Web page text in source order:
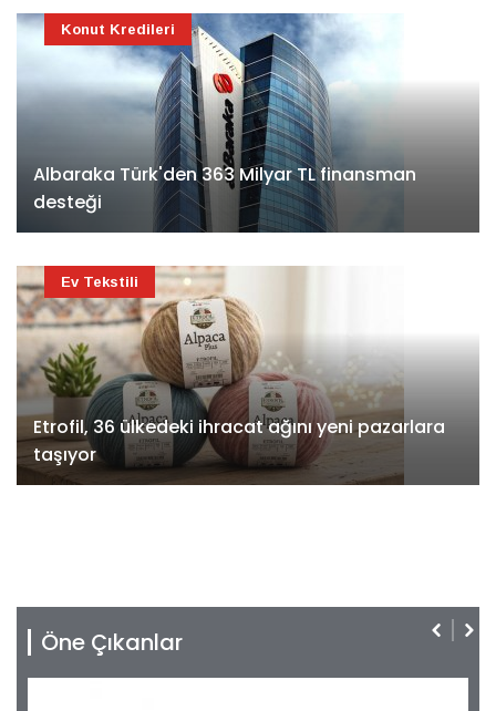
Albaraka Türk'den 363 Milyar TL finansman
desteği
Konut Kredileri
Etrofil, 36 ülkedeki ihracat ağını yeni pazarlara
taşıyor
Ev Tekstili
Öne Çıkanlar